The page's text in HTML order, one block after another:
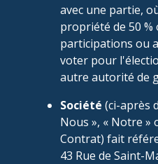
avec une partie,
propriété de 50 %
participations ou
voter pour
autre autorité de
Société (ci-après
Nous », « Notre »
Contrat) fait
43 Rue de Saint-